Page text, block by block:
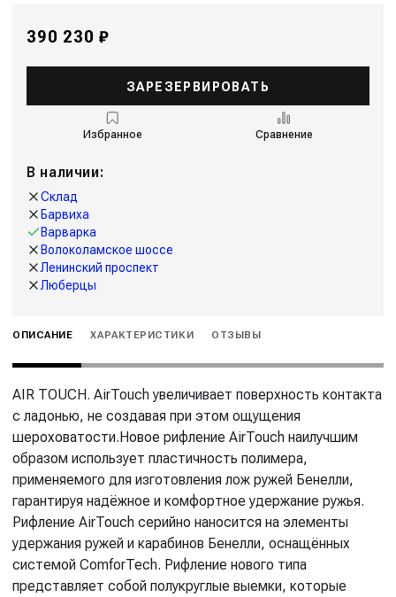
390 230 ₽
ЗАРЕЗЕРВИРОВАТЬ
Избранное Сравнение
В наличии:
Склад
Барвиха
Варварка
Волоколамское шоссе
Ленинский проспект
Люберцы
ОПИСАНИЕ ХАРАКТЕРИСТИКИ ОТЗЫВЫ
AIR TOUCH. AirTouch увеличивает поверхность контакта
с ладонью, не создавая при этом ощущения
шероховатости.Новое рифление AirTouch наилучшим
образом использует пластичность полимера,
применяемого для изготовления лож ружей Бенелли,
гарантируя надёжное и комфортное удержание ружья.
Рифление AirTouch серийно наносится на элементы
удержания ружей и карабинов Бенелли, оснащённых
системой ComforTech. Рифление нового типа
представляет собой полукруглые выемки, которые